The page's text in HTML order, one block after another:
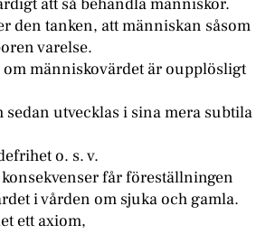
att så behandla människor.
den tanken, att människan såsom
varelse.
människovärdet är oupplösligt
sedan utvecklas i sina mera subtila
o. s. v.
får föreställningen
i vården om sjuka och gamla.
ett axiom,